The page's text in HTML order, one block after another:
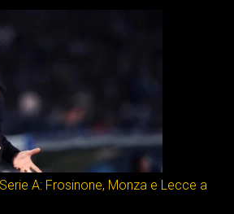
A: Frosinone, Monza e Lecce a